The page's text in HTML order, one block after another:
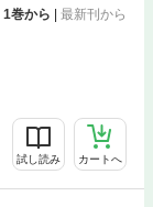
1巻から | 最新刊から
試し読み カートへ